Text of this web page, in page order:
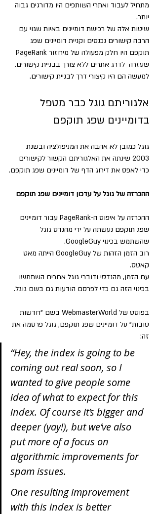
מתחיל לעבוד ואתרי השותפים היו מדורגים גבוה
יותר.
שיטות אלה של רכישת דומיינים באיות שגוי עם
הרבה קישורים נכנסים וקניית דומיינים שפג
שעזרה  לדרג אתרים ללא צורך בבניית קישורים.
למעשה הם היו קיצורי דרך לבניית קישורים.
אלגוריתם גוגל כבר מטפל
בדומיינים שפג תוקפם
גוגל כמובן לא אהבה את המניפולציה ובשנת
2003 שינתה את האלגוריתם הקשור לקישורים
כדי לאפס את דירוג הדף של דומיינים שפג תוקפם.
ההכרזה של גוגל על עדכון דומיינים שפג תוקפם
ההכרזה על איפוס ה-PageRank עבור דומיינים
שפג תוקפם נעשתה על ידי מהנדס גוגל
שהשתמש בכינוי GoogleGuy.
רוב הזמן הזהות של GoogleGuy הייתה מאט
קאטס.
עם הזמן, מהנדסי ודוברי גוגל אחרים השתמשו
בכינוי הזה גם כדי לפרסם הודעות גם בשם גוגל.
בפוסט של WebmasterWorld בשם "חדשות
טובות" על דומיינים שפג תוקפם, גוגל פרסמה את
זה:
“Hey, the index is going to be
coming out real soon, so I
wanted to give people some
idea of what to expect for this
index. Of course it’s bigger and
deeper (yay!), but we’ve also
put more of a focus on
algorithmic improvements for
spam issues.
One resulting improvement
with this index is better